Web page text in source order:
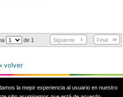
de 1 Siguiente Final
« volver
de la Sagrada. SALAMANCA
la mejor experiencia al usuario en nuestro